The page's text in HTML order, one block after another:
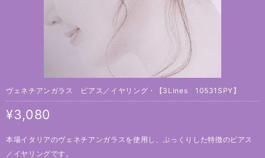
ヴェネチアンガラス ピアス／イヤリング・【3Lines 10531SPY】
¥3,080
本場イタリアのヴェネチアンガラスを使用し、ぷっくりした特徴のピアス
／イヤリングです。